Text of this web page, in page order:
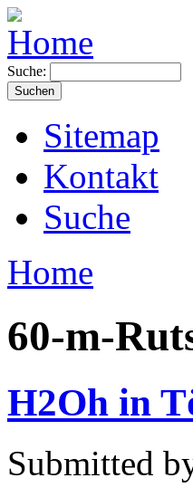
Suche:
Sitemap
Kontakt
Suche
Home
60-m-
H2Oh in
Submitted